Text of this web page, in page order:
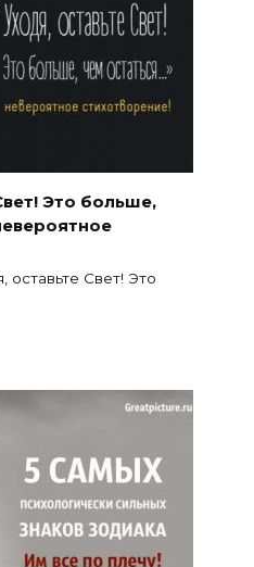
Это больше,
оставьте Свет! Это